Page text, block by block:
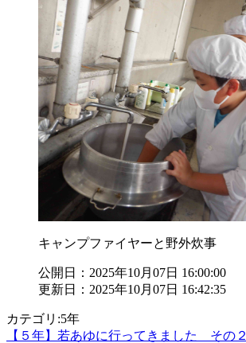
キャンプファイヤーと野外炊事
公開日：2025年10月07日 16:00:00
更新日：2025年10月07日 16:42:35
カテゴリ:5年
【５年】若あゆに行ってきました その２